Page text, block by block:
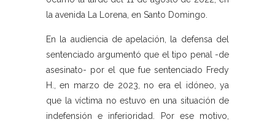
la avenida La Lorena, en Santo Domingo.
En la audiencia de apelación, la defensa del
sentenciado argumentó que el tipo penal -de
asesinato- por el que fue sentenciado Fredy
H., en marzo de 2023, no era el idóneo, ya
que la víctima no estuvo en una situación de
indefensión e inferioridad. Por ese motivo,